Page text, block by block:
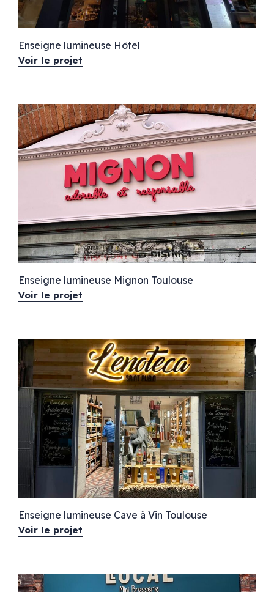
Enseigne lumineuse Hôtel
Voir le projet
Enseigne lumineuse Mignon Toulouse
Voir le projet
Enseigne lumineuse Cave à Vin Toulouse
Voir le projet